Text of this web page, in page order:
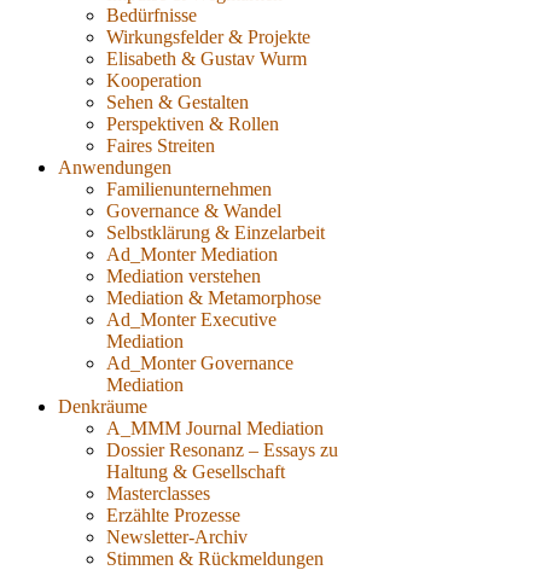
Bedürfnisse
Wirkungsfelder & Projekte
Elisabeth & Gustav Wurm
Kooperation
Sehen & Gestalten
Perspektiven & Rollen
Faires Streiten
Anwendungen
Familienunternehmen
Governance & Wandel
Selbstklärung & Einzelarbeit
Ad_Monter Mediation
Mediation verstehen
Mediation & Metamorphose
Ad_Monter Executive
Mediation
Ad_Monter Governance
Mediation
Denkräume
A_MMM Journal Mediation
Dossier Resonanz – Essays zu
Haltung & Gesellschaft
Masterclasses
Erzählte Prozesse
Newsletter-Archiv
Stimmen & Rückmeldungen